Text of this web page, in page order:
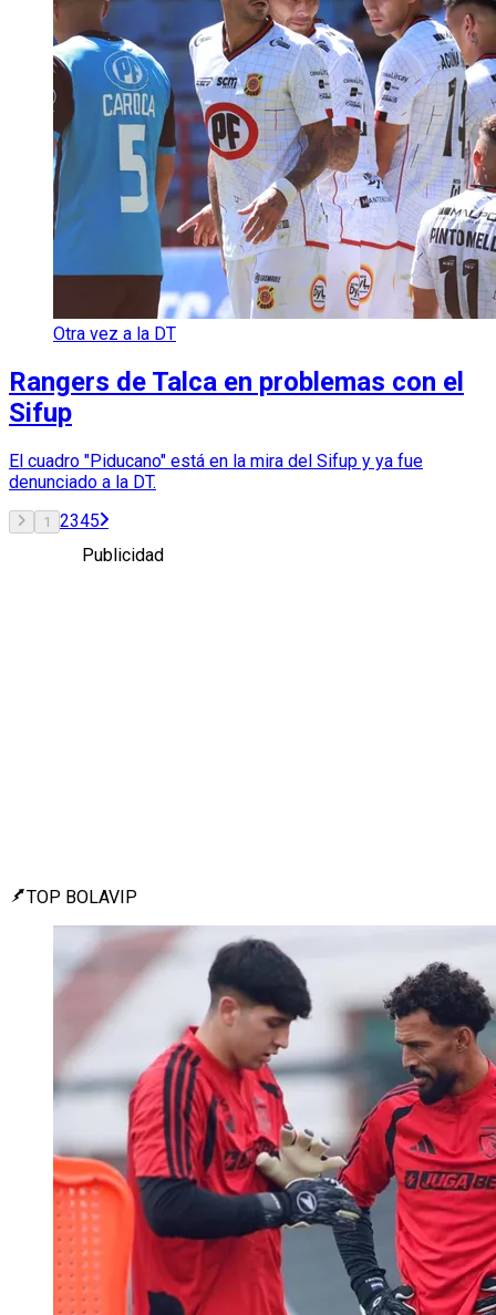
Otra vez a la DT
Rangers de Talca en problemas con el
Sifup
El cuadro "Piducano" está en la mira del Sifup y ya fue
denunciado a la DT.
1 2345
Publicidad
TOP BOLAVIP